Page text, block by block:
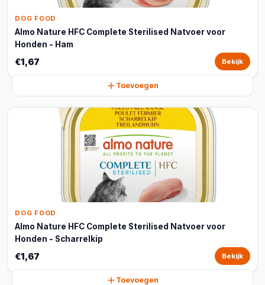
DOG FOOD
Almo Nature HFC Complete Sterilised Natvoer voor
Honden - Ham
€1,67 Bekijk
Toevoegen
DOG FOOD
Almo Nature HFC Complete Sterilised Natvoer voor
Honden - Scharrelkip
€1,67 Bekijk
Toevoegen